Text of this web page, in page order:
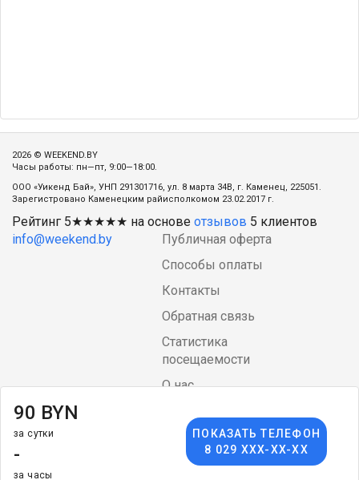
90 BYN
за сутки
-
за часы
ПОКАЗАТЬ ТЕЛЕФОН
8 029 XXX-XX-XX
2026 © WEEKEND.BY
Часы работы: пн—пт, 9:00—18:00.
ООО «Уикенд Бай», УНП 291301716, ул. 8 марта 34В, г. Каменец, 225051.
Зарегистровано Каменецким райисполкомом 23.02.2017 г.
Рейтинг 5★★★★★ на основе отзывов 5 клиентов
info@weekend.by
Публичная оферта
Способы оплаты
Контакты
Обратная связь
Статистика
посещаемости
О нас
Language